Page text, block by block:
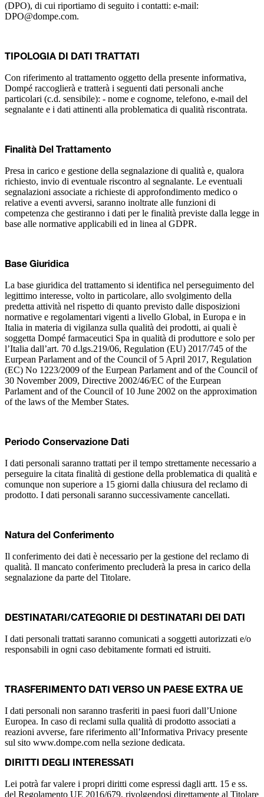
(DPO), di cui riportiamo di seguito i contatti: e-mail:
DPO@dompe.com.
TIPOLOGIA DI DATI TRATTATI
Con riferimento al trattamento oggetto della presente informativa,
Dompé raccoglierà e tratterà i seguenti dati personali anche
particolari (c.d. sensibile): - nome e cognome, telefono, e-mail del
segnalante e i dati attinenti alla problematica di qualità riscontrata.
Finalità Del Trattamento
Presa in carico e gestione della segnalazione di qualità e, qualora
richiesto, invio di eventuale riscontro al segnalante. Le eventuali
segnalazioni associate a richieste di approfondimento medico o
relative a eventi avversi, saranno inoltrate alle funzioni di
competenza che gestiranno i dati per le finalità previste dalla legge in
base alle normative applicabili ed in linea al GDPR.
Base Giuridica
La base giuridica del trattamento si identifica nel perseguimento del
legittimo interesse, volto in particolare, allo svolgimento della
predetta attività nel rispetto di quanto previsto dalle disposizioni
normative e regolamentari vigenti a livello Global, in Europa e in
Italia in materia di vigilanza sulla qualità dei prodotti, ai quali è
soggetta Dompé farmaceutici Spa in qualità di produttore e solo per
l’Italia dall’art. 70 d.lgs.219/06, Regulation (EU) 2017/745 of the
Eurpean Parlament and of the Council of 5 April 2017, Regulation
(EC) No 1223/2009 of the Eurpean Parlament and of the Council of
30 November 2009, Directive 2002/46/EC of the Eurpean
Parlament and of the Council of 10 June 2002 on the approximation
of the laws of the Member States.
Periodo Conservazione Dati
I dati personali saranno trattati per il tempo strettamente necessario a
perseguire la citata finalità di gestione della problematica di qualità e
comunque non superiore a 15 giorni dalla chiusura del reclamo di
prodotto. I dati personali saranno successivamente cancellati.
Natura del Conferimento
Il conferimento dei dati è necessario per la gestione del reclamo di
qualità. Il mancato conferimento precluderà la presa in carico della
segnalazione da parte del Titolare.
DESTINATARI/CATEGORIE DI DESTINATARI DEI DATI
I dati personali trattati saranno comunicati a soggetti autorizzati e/o
responsabili in ogni caso debitamente formati ed istruiti.
TRASFERIMENTO DATI VERSO UN PAESE EXTRA UE
I dati personali non saranno trasferiti in paesi fuori dall’Unione
Europea. In caso di reclami sulla qualità di prodotto associati a
reazioni avverse, fare riferimento all’Informativa Privacy presente
sul sito www.dompe.com nella sezione dedicata.
DIRITTI DEGLI INTERESSATI
Lei potrà far valere i propri diritti come espressi dagli artt. 15 e ss.
del Regolamento UE 2016/679, rivolgendosi direttamente al Titolare